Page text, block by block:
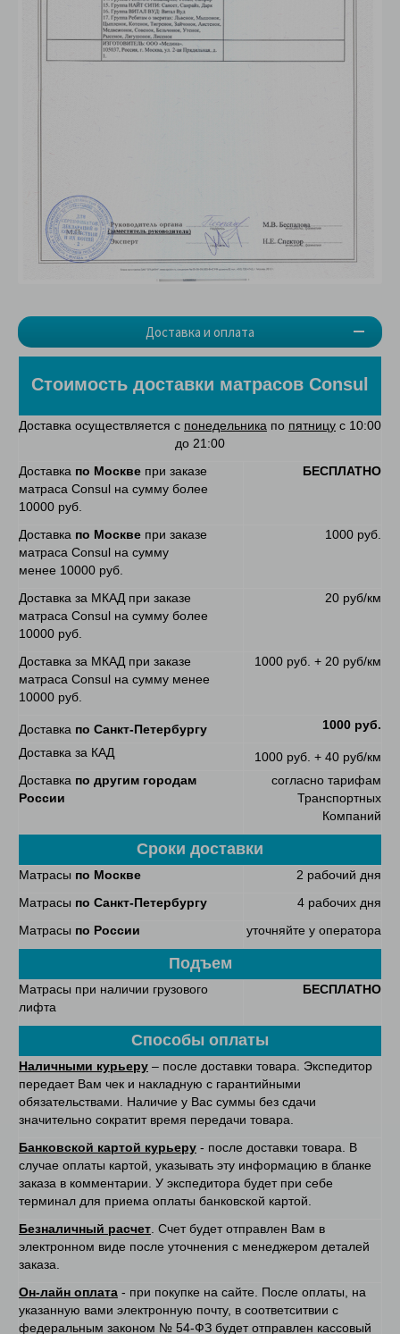
Доставка и оплата
Стоимость доставки матрасов Consul
Доставка осуществляется с понедельника по пятницу с 10:00
до 21:00
Доставка по Москве при заказе
матраса Consul на сумму более
10000 руб.
БЕСПЛАТНО
Доставка по Москве при заказе
матраса Consul на сумму
менее 10000 руб.
1000 руб.
Доставка за МКАД при заказе
матраса Consul на сумму более
10000 руб.
20 руб/км
Доставка за МКАД при заказе
матраса Consul на сумму менее
10000 руб.
1000 руб. + 20 руб/км
Доставка по Санкт-Петербургу
1000 руб.
Доставка за КАД
1000 руб. + 40 руб/км
Доставка по другим городам
России
согласно тарифам
Транспортных
Компаний
Сроки доставки
Матрасы по Москве
2 рабочий дня
Матрасы по Санкт-Петербургу
4 рабочих дня
Матрасы по России уточняйте у оператора
Подъем
Матрасы при наличии грузового
лифта
БЕСПЛАТНО
Способы оплаты
Наличными курьеру – после доставки товара. Экспедитор
передает Вам чек и накладную с гарантийными
обязательствами. Наличие у Вас суммы без сдачи
значительно сократит время передачи товара.
Банковской картой курьеру - после доставки товара. В
случае оплаты картой, указывать эту информацию в бланке
заказа в комментарии. У экспедитора будет при себе
терминал для приема оплаты банковской картой.
Безналичный расчет . Счет будет отправлен Вам в
электронном виде после уточнения с менеджером деталей
заказа.
Он-лайн оплата - при покупке на сайте. После оплаты, на
указанную вами электронную почту, в соответситвии с
федеральным законом № 54-ФЗ будет отправлен кассовый